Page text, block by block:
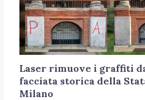
Laser rimuove i graffiti
facciata storica della
Milano